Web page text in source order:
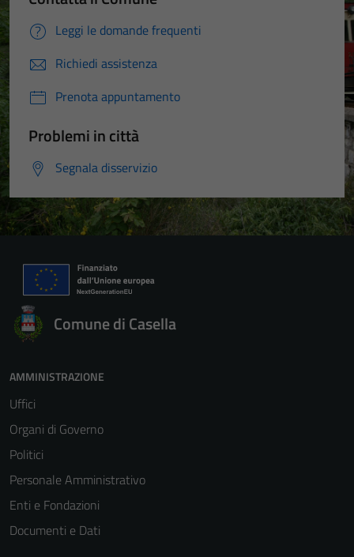
Leggi le domande frequenti
Richiedi assistenza
Prenota appuntamento
Problemi in città
Segnala disservizio
Comune di Casella
AMMINISTRAZIONE
Uffici
Organi di Governo
Politici
Personale Amministrativo
Enti e Fondazioni
Documenti e Dati